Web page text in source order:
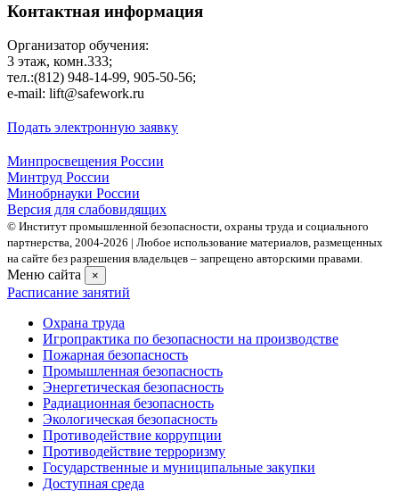
Контактная информация
Организатор обучения:
3 этаж, комн.333;
тел.:(812) 948-14-99, 905-50-56;
e-mail: lift@safework.ru
Подать электронную заявку
Минпросвещения России
Минтруд России
Минобрнауки России
Версия для слабовидящих
© Институт промышленной безопасности, охраны труда и социального
партнерства, 2004- 2026 | Любое использование материалов, размещенных
на сайте без разрешения владельцев – запрещено авторскими правами.
Меню сайта ×
Расписание занятий
Охрана труда
Игропрактика по безопасности на производстве
Пожарная безопасность
Промышленная безопасность
Энергетическая безопасность
Радиационная безопасность
Экологическая безопасность
Противодействие коррупции
Противодействие терроризму
Государственные и муниципальные закупки
Доступная среда